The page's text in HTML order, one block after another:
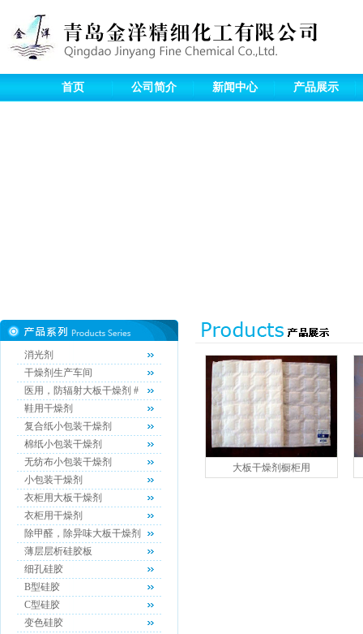
首页 公司简介 新闻中心 产品展示
消光剂
干燥剂生产车间
医用，防辐射大板干燥剂 #
鞋用干燥剂
复合纸小包装干燥剂
棉纸小包装干燥剂
无纺布小包装干燥剂
小包装干燥剂
衣柜用大板干燥剂
衣柜用干燥剂
除甲醛，除异味大板干燥剂
薄层层析硅胶板
细孔硅胶
B型硅胶
C型硅胶
变色硅胶
大板干燥剂橱柜用